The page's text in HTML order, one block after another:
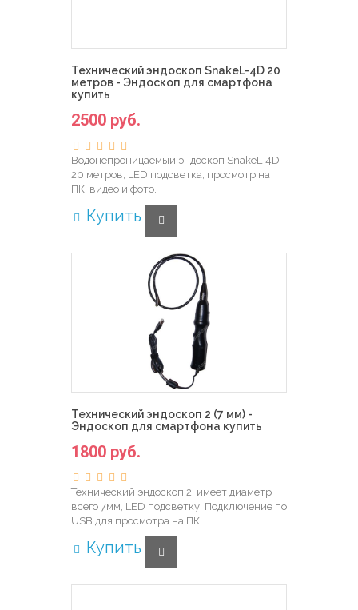
Технический эндоскоп SnakeL-4D 20
метров - Эндоскоп для смартфона
купить
2500 руб.
Водонепроницаемый эндоскоп SnakeL-4D
20 метров, LED подсветка, просмотр на
ПК, видео и фото.
Купить
Технический эндоскоп 2 (7 мм) -
Эндоскоп для смартфона купить
1800 руб.
Технический эндоскоп 2, имеет диаметр
всего 7мм, LED подсветку. Подключение по
USB для просмотра на ПК.
Купить